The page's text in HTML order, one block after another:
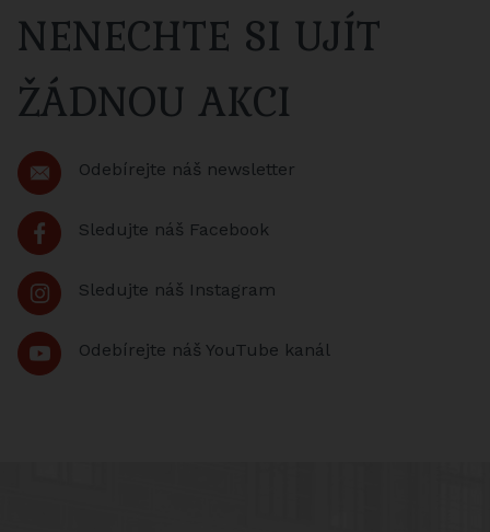
NENECHTE SI UJÍT
ŽÁDNOU AKCI
Odebírejte náš newsletter
Sledujte náš Facebook
Sledujte náš Instagram
Odebírejte náš YouTube kanál